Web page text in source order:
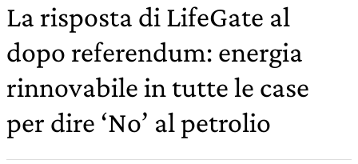
La risposta di LifeGate al
dopo referendum: energia
rinnovabile in tutte le case
per dire ‘No’ al petrolio